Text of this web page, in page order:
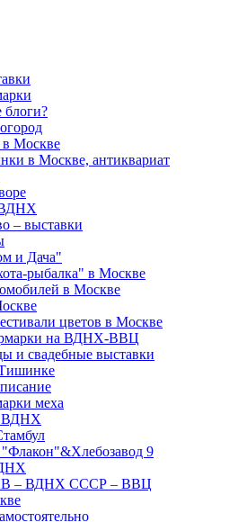
блоги?
Москве
в Москве, антиквариат
ВДНХ
– выставки
и Дача"
рыбалка" в Москве
в Москве
цветов в Москве
на ВДНХ-ВВЦ
и свадебные выставки
меха
ВДНХ
"Флакон"&Хлебозавод 9
– ВДНХ СССР – ВВЦ